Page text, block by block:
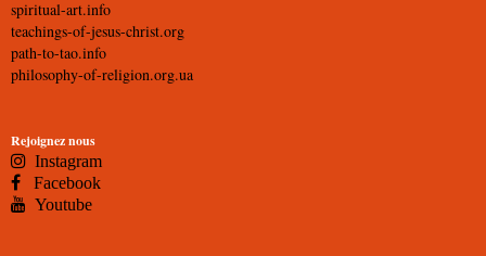
spiritual-art.info
teachings-of-jesus-christ.org
path-to-tao.info
philosophy-of-religion.org.ua
Rejoignez nous
Instagram
Facebook
Youtube